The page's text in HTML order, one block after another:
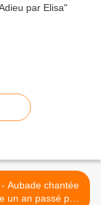
Aubade chantée
un an passé par